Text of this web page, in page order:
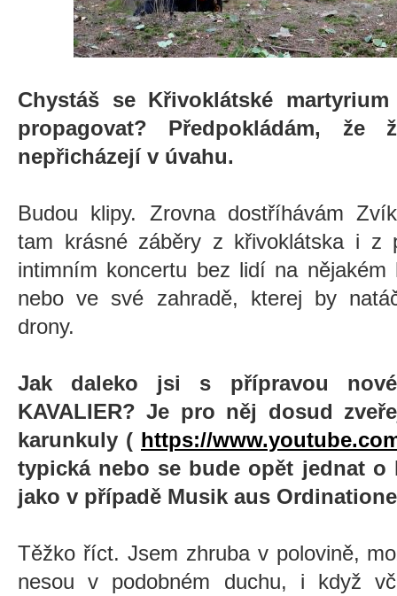
Chystáš se Křivoklátské
propagovat? Předpokládám,
nepřicházejí v úvahu.
Budou klipy. Zrovna dostříhávám
tam krásné záběry z křivoklátska i z
intimním koncertu bez lidí na
nebo ve své zahradě, kterej by
drony.
Jak daleko jsi s přípravou nové
KAVALIER? Je pro něj dosud
karunkuly ( https://
typická nebo se bude opět jednat o
jako v případě Musik aus
Těžko říct. Jsem zhruba v polovině,
nesou v podobném duchu, i když